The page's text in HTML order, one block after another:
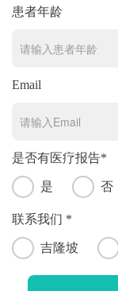
患者年龄
Email
是否有医疗报告*
是 否
联系我们 *
吉隆坡